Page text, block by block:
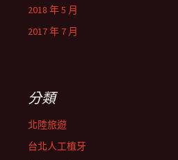
2018 年 5 月
2017 年 7 月
分類
北陸旅遊
台北人工植牙